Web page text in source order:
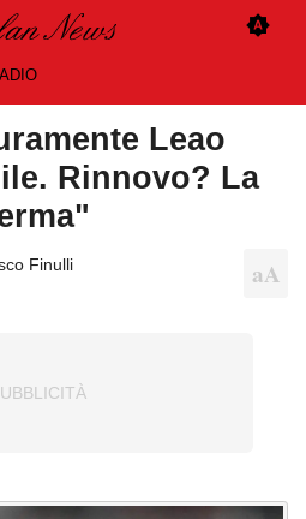
Leao
Rinnovo? La
Finulli